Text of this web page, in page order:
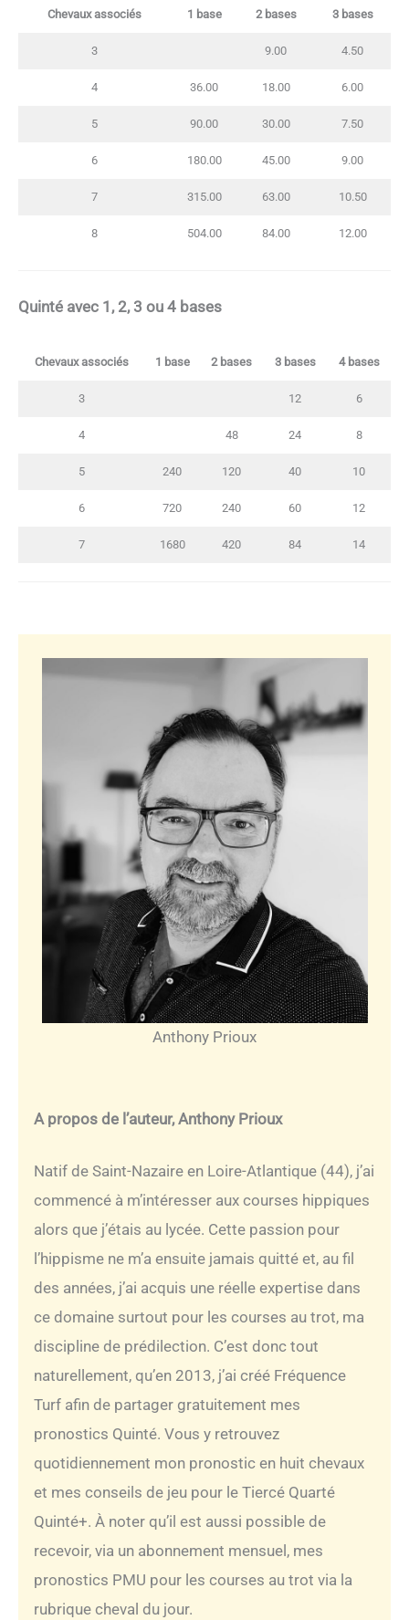
Chevaux associés 1 base 2 bases 3 bases
3 9.00 4.50
4 36.00 18.00 6.00
5 90.00 30.00 7.50
6 180.00 45.00 9.00
7 315.00 63.00 10.50
8 504.00 84.00 12.00
Quinté avec 1, 2, 3 ou 4 bases
Chevaux associés 1 base 2 bases 3 bases 4 bases
3 12 6
4 48 24 8
5 240 120 40 10
6 720 240 60 12
7 1680 420 84 14
Anthony Prioux
A propos de l’auteur, Anthony Prioux
Natif de Saint-Nazaire en Loire-Atlantique (44), j’ai
commencé à m’intéresser aux courses hippiques
alors que j’étais au lycée. Cette passion pour
l’hippisme ne m’a ensuite jamais quitté et, au fil
des années, j’ai acquis une réelle expertise dans
ce domaine surtout pour les courses au trot, ma
discipline de prédilection. C’est donc tout
naturellement, qu’en 2013, j’ai créé Fréquence
Turf afin de partager gratuitement mes
pronostics Quinté. Vous y retrouvez
quotidiennement mon pronostic en huit chevaux
et mes conseils de jeu pour le Tiercé Quarté
Quinté+. À noter qu’il est aussi possible de
recevoir, via un abonnement mensuel, mes
pronostics PMU pour les courses au trot via la
rubrique cheval du jour.